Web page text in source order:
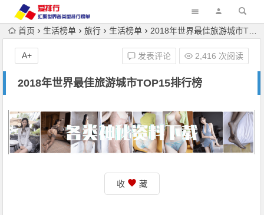
首页 生活榜单 旅行 生活榜单 2018年世界最佳旅游城市TOP15排行榜
2018年世界最佳旅游城市TOP15排行榜
发表评论 2,416 次阅读
A+
收 藏